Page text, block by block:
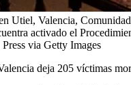
Utiel, Valencia,
activado el
via Getty Images
deja 205 víctimas